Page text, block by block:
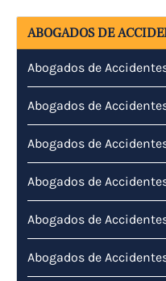
ABOGADOS DE
Abogados de
Abogados de
Abogados de
Abogados de
Abogados de
Abogados de